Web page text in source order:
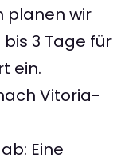
planen wir
3 Tage für
ein.
Vitoria-
Eine